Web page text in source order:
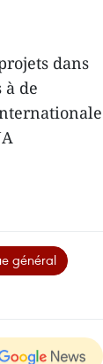
dans
de
général